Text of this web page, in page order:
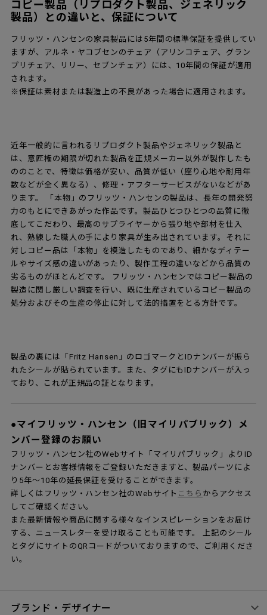
コピー製品（リプロダクト製品、ジェネリック
製品）との違いと、保証について
フリッツ・ハンセンの家具製品には5年間の標準保証を提供してい
ますが、アルネ・ヤコブセンのチェア（アリンコチェア、グラン
プリチェア、リリー、セブンチェア）には、10年間の保証が適用
されます。
※保証は素材または製造上の不良があった場合に適用されます。
近年一般的に言われるリプロダクト製品やジェネリック製品と
は、意匠権の期限が切れた製品を正規メーカー以外が製作したも
ののことで、特徴は価格が安い、品質が低い（座り心地や耐用年
数などが全く異なる）、修理・アフターサービスがないなどがあ
ります。 「本物」のフリッツ・ハンセンの製品は、長年の開発努
力のもとにできあがった作品です。製品ひとつひとつの品質に徹
底してこだわり、最高のサプライヤーから張り地や部材を仕入
れ、熟練した職人の手により家具が生み出されています。それに
対しコピー品は「本物」を模造したものであり、細かなディテー
ルやサイズ感の違いがあったり、製作工程の違いなどから品質の
劣るものがほとんどです。 フリッツ・ハンセンではコピー製品の
製造に関し厳しい調査を行い、既に生産されているコピー製品の
処分およびその生産の停止に対して法的措置をとる方針です。
製品の裏には「Fritz Hansen」のロゴマークとIDナンバーが振ら
れたシールが貼られています。また、タグにもIDナンバーが入っ
ており、これが正規品の証となります。
●マイフリッツ・ハンセン（旧マイリパブリック）メ
ンバー登録のお願い
フリッツ・ハンセン社のWebサイト「マイリパブリック」よりID
ナンバーとお客様情報をご登録いただきますと、製品パーツによ
り5年～10年の延長保証を受けることができます。
詳しくはフリッツ・ハンセン社のWebサイト こちら からアクセス
してご確認ください。
また最新情報や商品に関する様々なインスピレーションをお届け
する、ニュースレターを受け取ることも可能です。 上記のシール
とタグにサイトのQRコードがついておりますので、ご利用くださ
い。
ブランド・デザイナー